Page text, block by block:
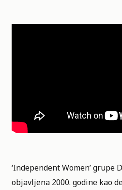
‘Independent Women’ grupe
objavljena 2000. godine kao